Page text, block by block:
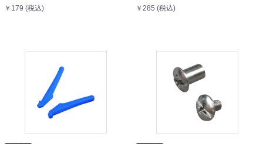
￥179 (税込) ￥285 (税込)